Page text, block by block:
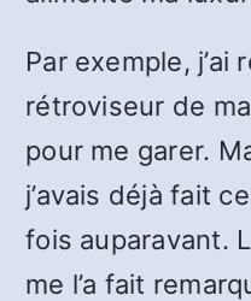
Par exemple, j’ai
rétroviseur de
pour me garer.
j’avais déjà fait
fois auparavant.
me l’a fait